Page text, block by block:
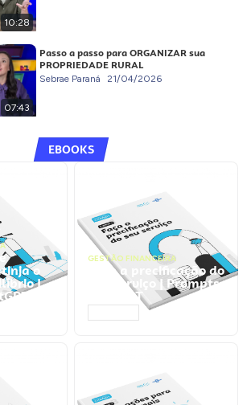
10:28
07:43
Passo a passo para ORGANIZAR sua
PROPRIEDADE RURAL
Sebrae Paraná 21/04/2026
EBOOKS
o
|
GESTÃO FINANCEIRA
Faça a precificação do
seu serviço | Prompts
ChatGPT